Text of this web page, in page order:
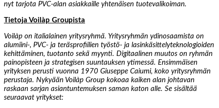
nyt tarjota PVC-alan asiakkaille yhtenäisen tuotevalikoiman.
Tietoja Voilàp Groupista
Voilàp on italialainen yritysryhmä. Yritysryhmän ydinosaamista on
alumiini-, PVC- ja teräsprofiilien työstö- ja lasinkäsittelyteknologioiden
kehittäminen, tuotanto sekä myynti. Digitaalinen muutos on ryhmän
painopisteen ja strategisen suuntauksen ytimessä. Ensimmäisen
yrityksen perusti vuonna 1970 Giuseppe Caiumi, koko yritysryhmän
perustaja. Nykyään Voilàp Group kokoaa kaiken alan johtavan
raskaan sarjan asiantuntemuksen saman katon alle. Se sisältää
seuraavat yritykset: